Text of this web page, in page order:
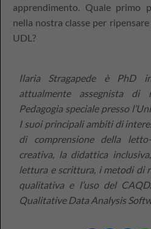
apprendimento. Quale primo
nella nostra classe per
UDL?
Ilaria Stragapede è PhD
attualmente assegnista
Pedagogia speciale presso
I suoi principali ambiti di
di comprensione della
creativa, la didattica
lettura e scrittura, i metodi di
qualitativa e l’uso del
Qualitative Data Analysis